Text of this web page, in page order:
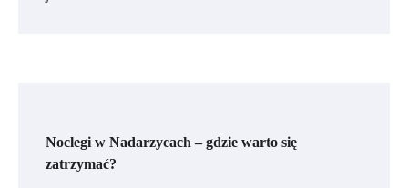
Noclegi w Nadarzycach – gdzie warto się
zatrzymać?